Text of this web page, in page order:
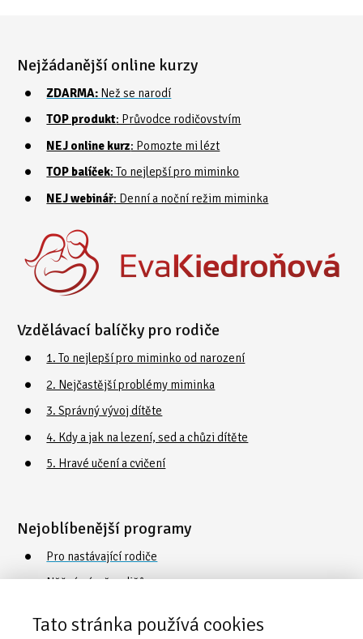
Nejžádanější online kurzy
ZDARMA: Než se narodí
TOP produkt: Průvodce rodičovstvím
NEJ online kurz: Pomozte mi lézt
TOP balíček: To nejlepší pro miminko
NEJ webinář: Denní a noční režim miminka
Vzdělávací balíčky pro rodiče
1. To nejlepší pro miminko od narození
2. Nejčastější problémy miminka
3. Správný vývoj dítěte
4. Kdy a jak na lezení, sed a chůzi dítěte
5. Hravé učení a cvičení
Nejoblíbenější programy
Pro nastávající rodiče
Něžná náruč rodičů
Poradna o vývoji a péči
Tato stránka používá cookies